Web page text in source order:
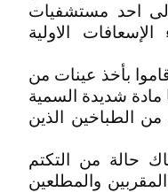
احد مستشفيات
الاولية
بأخذ عينات من
مادة شديدة السمية
الطباخين الذين
حالة من التكتم
والمطلعين